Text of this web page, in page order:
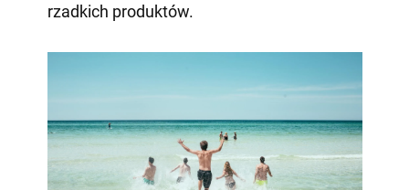
rzadkich produktów.